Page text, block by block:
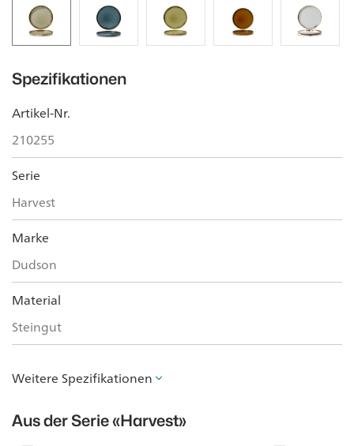
Spezifikationen
Artikel-Nr.
210255
Serie
Harvest
Marke
Dudson
Material
Steingut
Weitere Spezifikationen
Aus der Serie«Harvest»